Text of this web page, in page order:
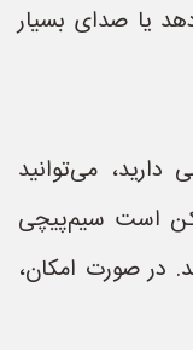
یا صدای بسیار
می‌توانید
است سیم‌پیچی
صورت امکان،